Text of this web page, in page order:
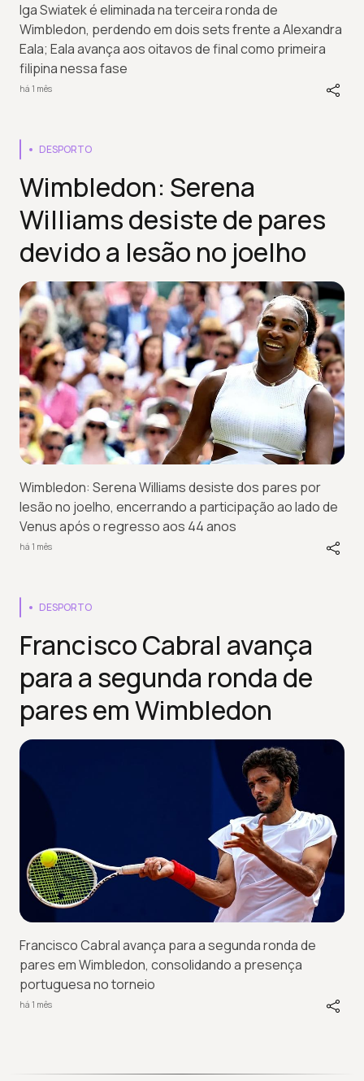
Iga Swiatek é eliminada na terceira ronda de
Wimbledon, perdendo em dois sets frente a Alexandra
Eala; Eala avança aos oitavos de final como primeira
filipina nessa fase
há 1 mês
DESPORTO
Wimbledon: Serena
Williams desiste de pares
devido a lesão no joelho
Wimbledon: Serena Williams desiste dos pares por
lesão no joelho, encerrando a participação ao lado de
Venus após o regresso aos 44 anos
há 1 mês
DESPORTO
Francisco Cabral avança
para a segunda ronda de
pares em Wimbledon
Francisco Cabral avança para a segunda ronda de
pares em Wimbledon, consolidando a presença
portuguesa no torneio
há 1 mês